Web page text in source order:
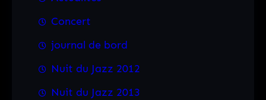
Concert
journal de bord
Nuit du Jazz 2012
Nuit du Jazz 2013